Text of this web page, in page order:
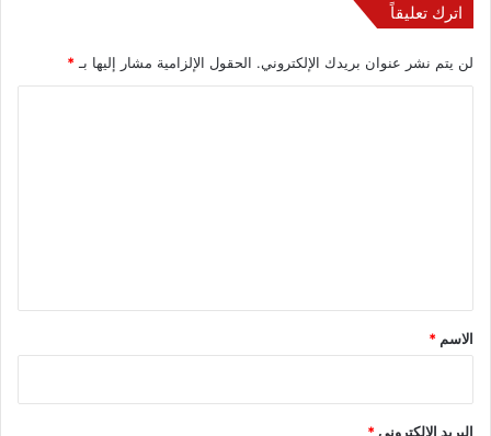
اترك تعليقاً
لن يتم نشر عنوان بريدك الإلكتروني. الحقول الإلزامية مشار إليها بـ *
*
الاسم *
البريد الإلكتروني*